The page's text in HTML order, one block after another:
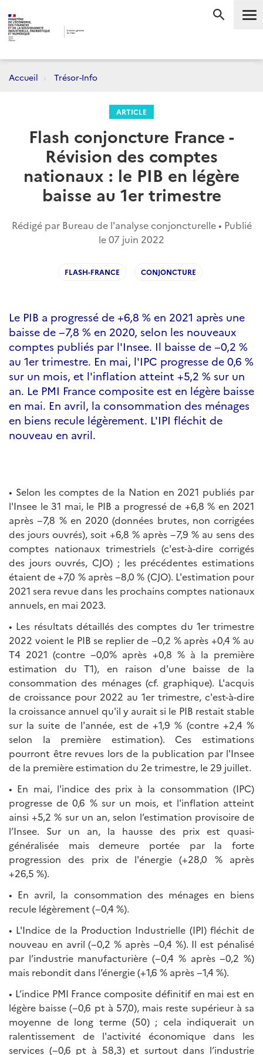
Accueil Trésor-Info
ARTICLE
Flash conjoncture France -
Révision des comptes
nationaux : le PIB en légère
baisse au 1er trimestre
Rédigé par Bureau de l'analyse conjoncturelle • Publié
le07 juin 2022
FLASH-FRANCE CONJONCTURE
Le PIB a progressé de +6,8 % en 2021 après une
baisse de −7,8 % en 2020, selon les nouveaux
comptes publiés par l'Insee. Il baisse de −0,2 %
au 1er trimestre. En mai, l'IPC progresse de 0,6 %
sur un mois, et l'inflation atteint +5,2 % sur un
an. Le PMI France composite est en légère baisse
en mai. En avril, la consommation des ménages
en biens recule légèrement. L'IPI fléchit de
nouveau en avril.
• Selon les comptes de la Nation en 2021 publiés par
l'Insee le 31 mai, le PIB a progressé de +6,8 % en 2021
après −7,8 % en 2020 (données brutes, non corrigées
des jours ouvrés), soit +6,8 % après −7,9 % au sens des
comptes nationaux trimestriels (c'est-à-dire corrigés
des jours ouvrés, CJO) ; les précédentes estimations
étaient de +7,0 % après −8,0 % (CJO). L'estimation pour
2021 sera revue dans les prochains comptes nationaux
annuels, en mai 2023.
• Les résultats détaillés des comptes du 1er trimestre
2022 voient le PIB se replier de −0,2 % après +0,4 % au
T4 2021 (contre −0,0% après +0,8 % à la première
estimation du T1), en raison d'une baisse de la
consommation des ménages (cf. graphique). L'acquis
de croissance pour 2022 au 1er trimestre, c'est-à-dire
la croissance annuel qu'il y aurait si le PIB restait stable
sur la suite de l'année, est de +1,9 % (contre +2,4 %
selon la première estimation). Ces estimations
pourront être revues lors de la publication par l'Insee
de la première estimation du 2e trimestre, le 29 juillet.
• En mai, l'indice des prix à la consommation (IPC)
progresse de 0,6 % sur un mois, et l'inflation atteint
ainsi +5,2 % sur un an, selon l’estimation provisoire de
l’Insee. Sur un an, la hausse des prix est quasi-
généralisée mais demeure portée par la forte
progression des prix de l'énergie (+28,0 % après
+26,5 %).
• En avril, la consommation des ménages en biens
recule légèrement (−0,4 %).
• L'Indice de la Production Industrielle (IPI) fléchit de
nouveau en avril (−0,2 % après −0,4 %). Il est pénalisé
par l’industrie manufacturière (−0,4 % après −0,2 %)
mais rebondit dans l’énergie (+1,6 % après −1,4 %).
• L’indice PMI France composite définitif en mai est en
légère baisse (−0,6 pt à 57,0), mais reste supérieur à sa
moyenne de long terme (50) ; cela indiquerait un
ralentissement de l'activité économique dans les
services (−0,6 pt à 58,3) et surtout dans l’industrie